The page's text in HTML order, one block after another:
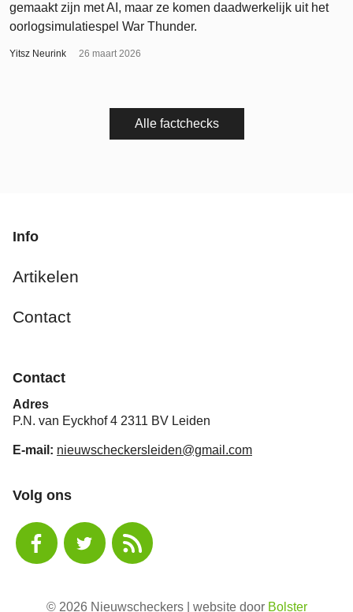
gemaakt zijn met AI, maar ze komen daadwerkelijk uit het
oorlogsimulatiespel War Thunder.
Yitsz Neurink 26 maart 2026
Alle factchecks
Info
Artikelen
Contact
Contact
Adres
P.N. van Eyckhof 4 2311 BV Leiden
E-mail: nieuwscheckersleiden@gmail.com
Volg ons
© 2026 Nieuwscheckers | website door Bolster